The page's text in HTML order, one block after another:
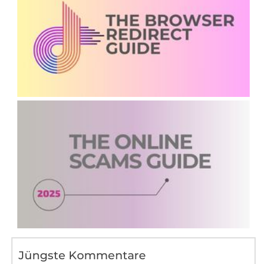
Jüngste Kommentare